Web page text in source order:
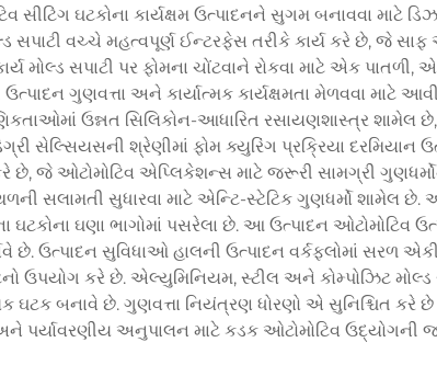
ઘટકોના કાર્યક્ષમ ઉત્પાદનને સુગમ બનાવવા માટે
સપાટી વચ્ચે મહત્વપૂર્ણ ઈન્ટરફેસ તરીકે કાર્ય કરે છે, જે
સપાટી પર ફોમના ચોંટવાને રોકવા માટે એક
ગુણવત્તા અને કાર્યાત્મક કાર્યક્ષમતા મેળવવા માટે
ઉન્નત સિલિકોન-આધારિત રસાયણશાસ્ત્ર શામેલ
સેલ્સિયસની શ્રેણીમાં ફોમ ક્યુરિંગ પ્રક્રિયા દરમિયાન
છે, જે ઓટોમોટિવ એપ્લિકેશન્સ માટે જરૂરી સામગ્રી
સલામતી સુધારવા માટે એન્ટિ-સ્ટેટિક ગુણધર્મો શામેલ
ઘણા ભાગોમાં પસરેલા છે. આ ઉત્પાદન ઓટોમોટિવ
છે. ઉત્પાદન સુવિધાઓ હાલની ઉત્પાદન વર્કફ્લોમાં
ઉપયોગ કરે છે. એલ્યુમિનિયમ, સ્ટીલ અને કોમ્પોઝિટ
બનાવે છે. ગુણવત્તા નિયંત્રણ ધોરણો એ સુનિશ્ચિત કરે છે
પર્યાવરણીય અનુપાલન માટે કડક ઓટોમોટિવ ઉદ્યોગની